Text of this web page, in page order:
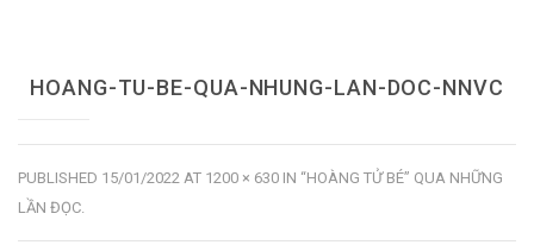
HOANG-TU-BE-QUA-NHUNG-LAN-DOC-NNVC
PUBLISHED 15/01/2022 AT 1200 × 630 IN “HOÀNG TỬ BÉ” QUA NHỮNG
LẦN ĐỌC.